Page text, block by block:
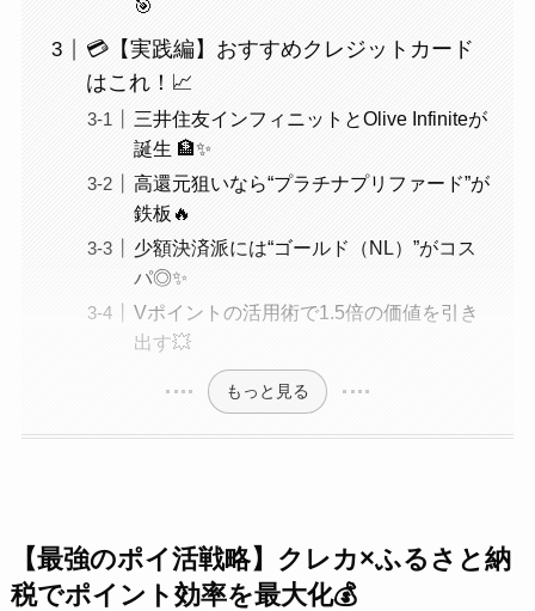
🎯
💳【実践編】おすすめクレジットカード
はこれ！📈
三井住友インフィニットとOlive Infiniteが
誕生 🏦✨
高還元狙いなら“プラチナプリファード”が
鉄板🔥
少額決済派には“ゴールド（NL）”がコス
パ◎✨
Vポイントの活用術で1.5倍の価値を引き
出す💥
もっと見る
【最強のポイ活戦略】 クレカ×ふるさと納
税でポイント効率を最大化💰